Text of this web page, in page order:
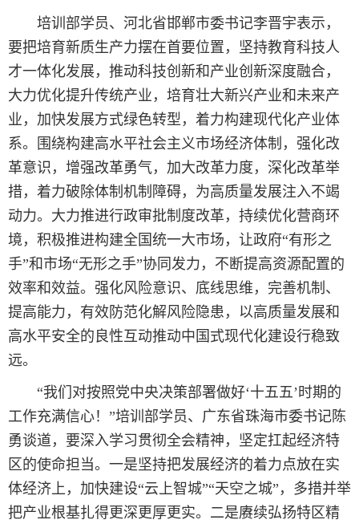
培训部学员、河北省邯郸市委书记李晋宇表示，
要把培育新质生产力摆在首要位置，坚持教育科技人
才一体化发展，推动科技创新和产业创新深度融合，
大力优化提升传统产业，培育壮大新兴产业和未来产
业，加快发展方式绿色转型，着力构建现代化产业体
系。围绕构建高水平社会主义市场经济体制，强化改
革意识，增强改革勇气，加大改革力度，深化改革举
措，着力破除体制机制障碍，为高质量发展注入不竭
动力。大力推进行政审批制度改革，持续优化营商环
境，积极推进构建全国统一大市场，让政府“有形之
手”和市场“无形之手”协同发力，不断提高资源配置的
效率和效益。强化风险意识、底线思维，完善机制、
提高能力，有效防范化解风险隐患，以高质量发展和
高水平安全的良性互动推动中国式现代化建设行稳致
远。
“我们对按照党中央决策部署做好‘十五五’时期的
工作充满信心！”培训部学员、广东省珠海市委书记陈
勇谈道，要深入学习贯彻全会精神，坚定扛起经济特
区的使命担当。一是坚持把发展经济的着力点放在实
体经济上，加快建设“云上智城”“天空之城”，多措并举
把产业根基扎得更深更厚更实。二是赓续弘扬特区精